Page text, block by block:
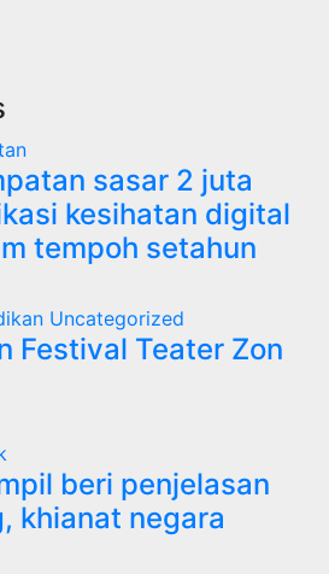
sasar 2 juta
kesihatan digital
tempoh setahun
Uncategorized
Festival Teater Zon
beri penjelasan
khianat negara